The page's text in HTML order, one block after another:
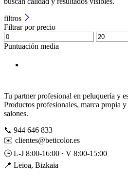
filtros
Filtrar por precio
Puntuación media
Tu partner profesional en peluquería y
Productos profesionales, marca propia
salones.
📞 944 646 833
✉️ clientes@beticolor.es
🕒 L-J 8:00-16:00 · V 8:00-15:00
📍 Leioa, Bizkaia